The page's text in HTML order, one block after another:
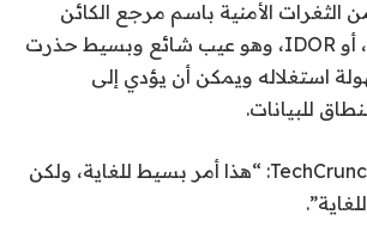
الثغرات الأمنية باسم مرجع الكائن
المباشر غير الآمن، أو IDOR، وهو عيب شائع وبسيط حذرت
استغلاله ويمكن أن يؤدي إلى
للبيانات.
وقال الباحثون لـ TechCrunch: “هذا أمر بسيط للغاية، ولكن